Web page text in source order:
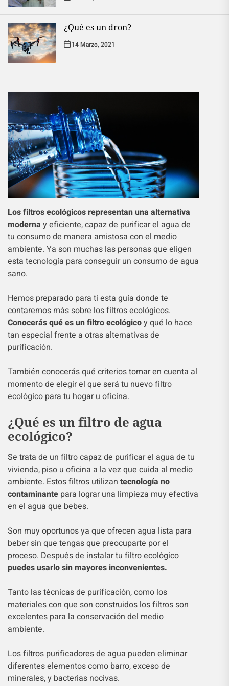
¿Qué es un dron?
14 Marzo, 2021
Los filtros ecológicos representan una alternativa
moderna y eficiente, capaz de purificar el agua de
tu consumo de manera amistosa con el medio
ambiente. Ya son muchas las personas que eligen
esta tecnología para conseguir un consumo de agua
sano.
Hemos preparado para ti esta guía donde te
contaremos más sobre los filtros ecológicos.
Conocerás qué es un filtro ecológicoy qué lo hace
tan especial frente a otras alternativas de
purificación.
También conocerás qué criterios tomar en cuenta al
momento de elegir el que será tu nuevo filtro
ecológico para tu hogar u oficina.
¿Qué es un filtro de agua
ecológico?
Se trata de un filtro capaz de purificar el agua de tu
vivienda, piso u oficina a la vez que cuida al medio
ambiente. Estos filtros utilizan tecnología no
contaminante para lograr una limpieza muy efectiva
en el agua que bebes.
Son muy oportunos ya que ofrecen agua lista para
beber sin que tengas que preocuparte por el
proceso. Después de instalar tu filtro ecológico
puedes usarlo sin mayores inconvenientes.
Tanto las técnicas de purificación, como los
materiales con que son construidos los filtros son
excelentes para la conservación del medio
ambiente.
Los filtros purificadores de agua pueden eliminar
diferentes elementos como barro, exceso de
minerales, y bacterias nocivas.